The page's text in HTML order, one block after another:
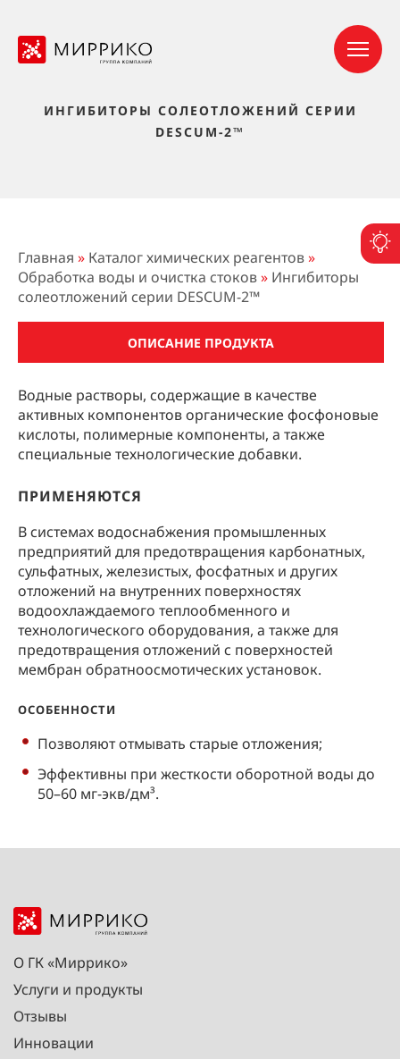
ИНГИБИТОРЫ СОЛЕОТЛОЖЕНИЙ СЕРИИ
DESCUM-2™
Главная » Каталог химических реагентов»
Обработка воды и очистка стоков» Ингибиторы
солеотложений серии DESCUM-2™
ОПИСАНИЕ ПРОДУКТА
Водные растворы, содержащие в качестве
активных компонентов органические фосфоновые
кислоты, полимерные компоненты, а также
специальные технологические добавки.
ПРИМЕНЯЮТСЯ
В системах водоснабжения промышленных
предприятий для предотвращения карбонатных,
сульфатных, железистых, фосфатных и других
отложений на внутренних поверхностях
водоохлаждаемого теплообменного и
технологического оборудования, а также для
предотвращения отложений с поверхностей
мембран обратноосмотических установок.
ОСОБЕННОСТИ
Позволяют отмывать старые отложения;
Эффективны при жесткости оборотной воды до
50–60 мг-экв/дм³.
О ГК «Миррико»
Услуги и продукты
Отзывы
Инновации